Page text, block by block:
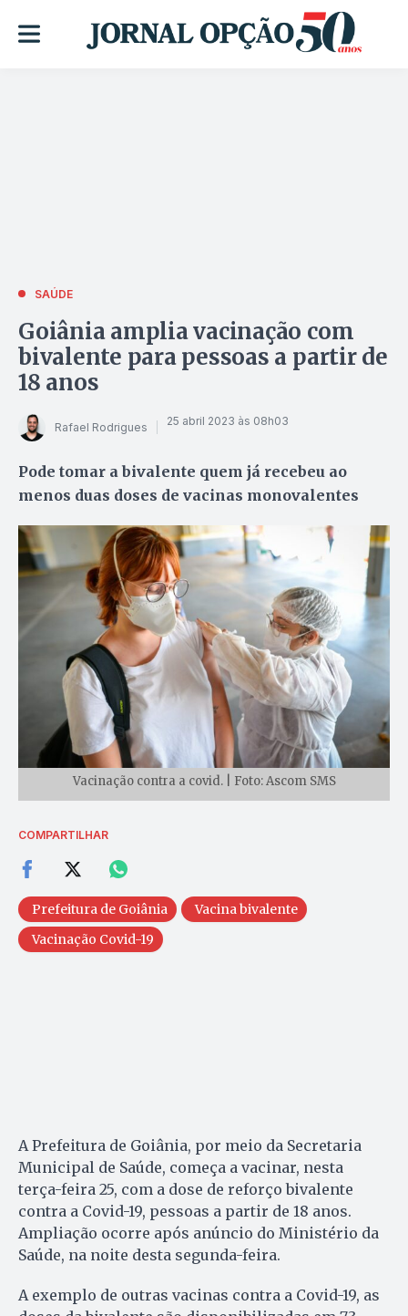
SAÚDE
Goiânia amplia vacinação com
bivalente para pessoas a partir de
18 anos
Rafael Rodrigues 25 abril 2023 às 08h03
Pode tomar a bivalente quem já recebeu ao
menos duas doses de vacinas monovalentes
Vacinação contra a covid. | Foto: Ascom SMS
COMPARTILHAR
Prefeitura de Goiânia
Vacina bivalente
Vacinação Covid-19
A Prefeitura de Goiânia, por meio da Secretaria
Municipal de Saúde, começa a vacinar, nesta
terça-feira 25, com a dose de reforço bivalente
contra a Covid-19, pessoas a partir de 18 anos.
Ampliação ocorre após anúncio do Ministério da
Saúde, na noite desta segunda-feira.
A exemplo de outras vacinas contra a Covid-19, as